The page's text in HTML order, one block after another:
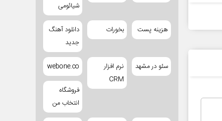
شیائومی
هزینه پست بخورات
دانلود آهنگ
جدید
سئو در مشهد
نرم افزار
CRM
webone.co
فروشگاه
انتخاب من